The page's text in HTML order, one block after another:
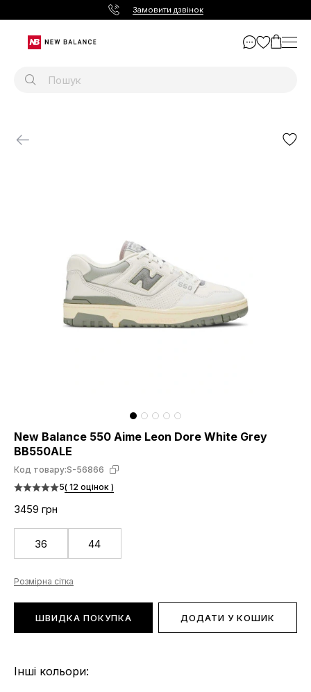
Замовити дзвінок
New Balance 550 Aime Leon Dore White Grey
BB550ALE
Код товару:S-56866
5( 12 оцінок )
3459 грн
36 44
Розмірна сітка
ШВИДКА ПОКУПКА ДОДАТИ У КОШИК
Інші кольори: